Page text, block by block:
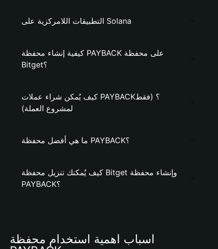
التطبيقات اللامركزية على Solana
كيفية إنشاء محفظة PAYBACK على محفظة
Bitget؟
كيف يُمكن شراء عملات PAYBACK؟ (فقط
لمشروع العملة)
ما هي أفضل محفظة PAYBACK؟
كيف يُمكنك تنزيل محفظة Bitget وإنشاء محفظة
PAYBACK؟
أسباب أهمية استخدام محفظة